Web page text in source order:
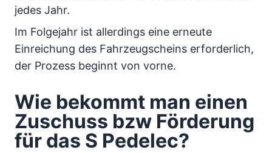
jedes Jahr.
Im Folgejahr ist allerdings eine erneute
Einreichung des Fahrzeugscheins erforderlich,
der Prozess beginnt von vorne.
Wie bekommt man einen
Zuschuss bzw Förderung
für das S Pedelec?